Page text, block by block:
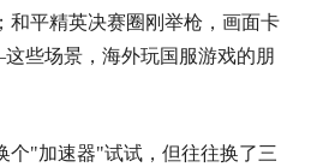
和平精英决赛圈刚举枪，画面卡
些场景，海外玩国服游戏的朋
个"加速器"试试，但往往换了三